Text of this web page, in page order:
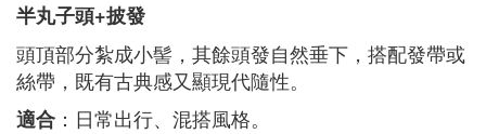
半丸子頭+披發
頭頂部分紮成小髻，其餘頭發自然垂下，搭配發帶或
絲帶，既有古典感又顯現代隨性。
適合 ：日常出行、混搭風格。